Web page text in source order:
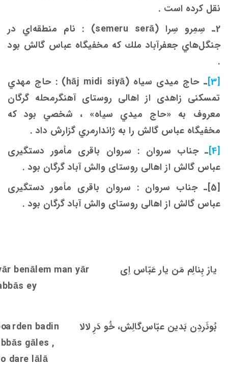
نقل كرده است .
2ـ سِمِرو سِرا (semeru serā) : نام منطقه‌اي در
جنگل‌هاي جعفرآباد ملك كه مخفيگاه عباس گالش بود
.
[3]
ـ حاج میدی سیاه (hāj midi siyā) : حاج مهدي
تمسکنی زاهدی از اهالی روستای آهنگرمحله گرگان
معروف به «حاج ميدي سياه» ، شخصي بود كه
مخفيگاه عباس گالش را به ژاندارمري گزارش داد .
[4]
ـ جناب سروان : سروان باقری مأمور دستگیری
عباس گالش از اهالی روستای والش آباد گرگان بود .
[5]ـ جناب سروان : سروان باقری مأمور دستگیری
عباس گالش از اهالی روستای والش آباد گرگان بود .
یارْ بِنالِم مَن یار عَبّاس اِی
benālem man yār
ey
بُوئَردِن بَدین عبّاس‌گالِش، خُو دَرِ لالا oarden badin
gāles ,
dare lālā